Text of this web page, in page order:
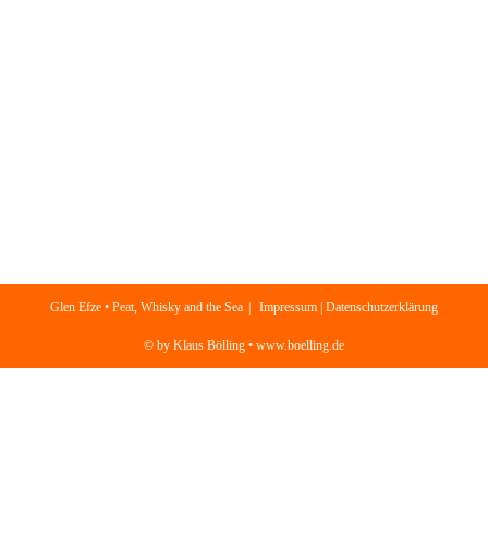
Glen Efze • Peat, Whisky and the Sea Impressum | Datenschutzerklärung
© by Klaus Bölling • www.boelling.de